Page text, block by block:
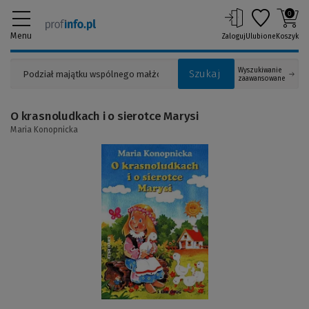
Menu
Szukaj
Wyszukiwanie
zaawansowane
ZalogujUlubione
0
Koszyk
innej
strony)
O krasnoludkach i o sierotce Marysi
Maria Konopnicka